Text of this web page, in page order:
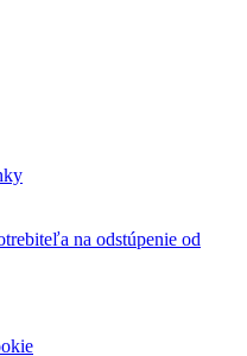
na odstúpenie od